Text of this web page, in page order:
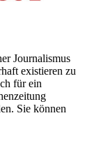
Journalismus
existieren zu
für ein
Sie können